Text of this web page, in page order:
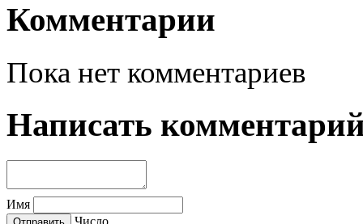
Комментарии
Пока нет комментариев
Написать
Имя
Число